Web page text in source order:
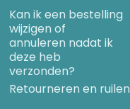
Kan ik een bestelling
wijzigen of
annuleren nadat ik
deze heb
verzonden?
Retourneren en ruilen